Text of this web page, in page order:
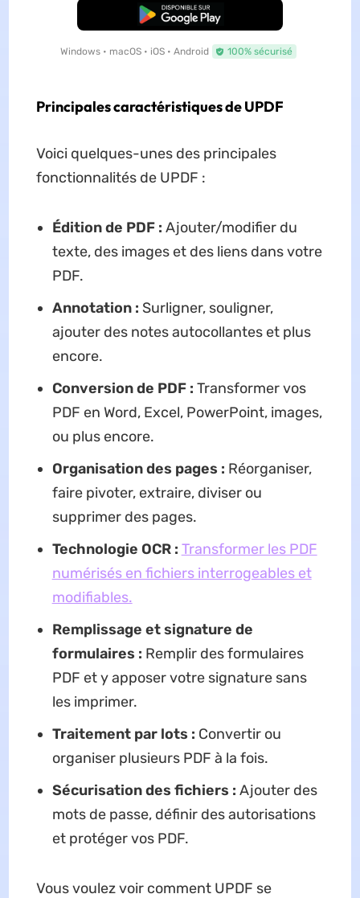
TÉLÉCHARGER
Windows • macOS • iOS • Android 100% sécurisé
Principales caractéristiques de UPDF
Voici quelques-unes des principales
fonctionnalités de UPDF :
Édition de PDF : Ajouter/modifier du
texte, des images et des liens dans votre
PDF.
Annotation : Surligner, souligner,
ajouter des notes autocollantes et plus
encore.
Conversion de PDF : Transformer vos
PDF en Word, Excel, PowerPoint, images,
ou plus encore.
Organisation des pages : Réorganiser,
faire pivoter, extraire, diviser ou
supprimer des pages.
Technologie OCR : Transformer les PDF
numérisés en fichiers interrogeables et
modifiables.
Remplissage et signature de
formulaires : Remplir des formulaires
PDF et y apposer votre signature sans
les imprimer.
Traitement par lots : Convertir ou
organiser plusieurs PDF à la fois.
Sécurisation des fichiers : Ajouter des
mots de passe, définir des autorisations
et protéger vos PDF.
Vous voulez voir comment UPDF se